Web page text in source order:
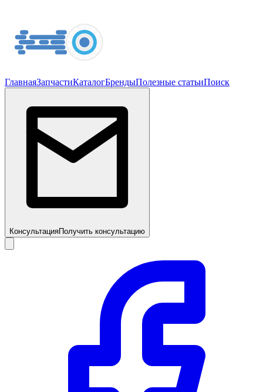
ГлавнаяЗапчастиКаталогБрендыПолезные статьиПоиск
КонсультацияПолучить консультацию